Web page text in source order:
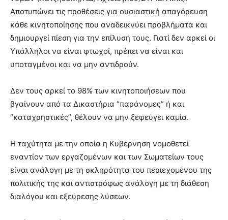
Αποτυπώνει τις προθέσεις για ουσιαστική απαγόρευση
κάθε κινητοποίησης που αναδεικνύει προβλήματα και
δημιουργεί πίεση για την επίλυσή τους. Γιατί δεν αρκεί οι
Υπάλληλοι να είναι φτωχοί, πρέπει να είναι και
υποταγμένοι και να μην αντιδρούν.
Δεν τους αρκεί το 98% των κινητοποιήσεων που
βγαίνουν από τα Δικαστήρια “παράνομες” ή και
“καταχρηστικές”, θέλουν να μην ξεφεύγει καμία.
Η ταχύτητα με την οποία η Κυβέρνηση νομοθετεί
εναντίον των εργαζομένων και των Σωματείων τους
είναι ανάλογη με τη σκληρότητα του περιεχομένου της
πολιτικής της και αντιστρόφως ανάλογη με τη διάθεση
διαλόγου και εξεύρεσης λύσεων.